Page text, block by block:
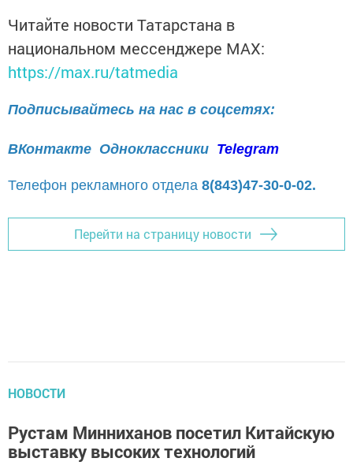
Читайте новости Татарстана в
национальном мессенджере MАХ:
https://max.ru/tatmedia
Подписывайтесь на нас в соцсетях:
ВКонтакте Одноклассники Telegram
Телефон рекламного отдела 8(843)47-30-0-02.
Перейти на страницу новости
НОВОСТИ
Рустам Минниханов посетил Китайскую
выставку высоких технологий